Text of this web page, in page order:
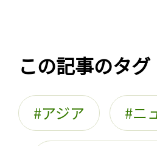
この記事のタグ
アジア ニ